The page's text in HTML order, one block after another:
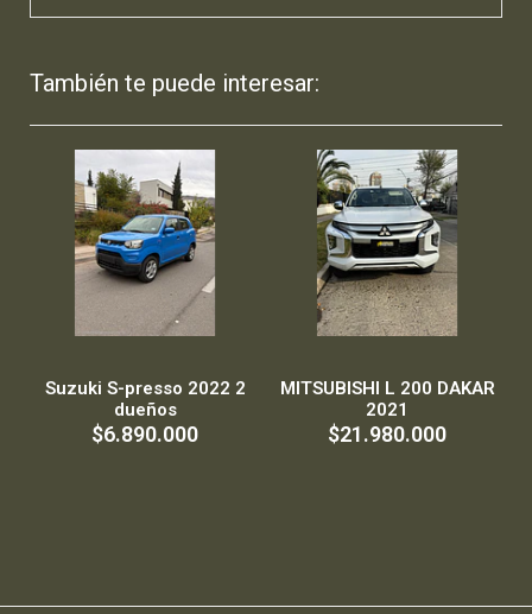
También te puede interesar:
Suzuki S-presso 2022 2
dueños
$6.890.000
MITSUBISHI L 200 DAKAR
2021
$21.980.000